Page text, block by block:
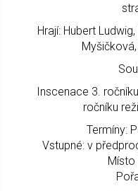
Hrají: Hubert
Inscenace 3.
ročníku
Termíny:
Vstupné: v
Místo